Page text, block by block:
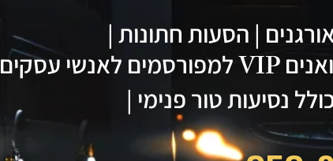
| הסעות חתונות |
VIPלמפורסמים לאנשי עסקים
נסיעות טור פנימי |